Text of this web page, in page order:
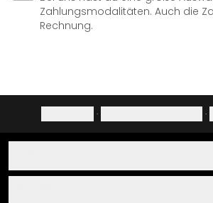
Zahlungsmodalitäten. Auch die
Rechnung.
· ·